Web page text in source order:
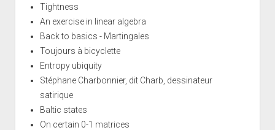
Tightness
An exercise in linear algebra
Back to basics - Martingales
Toujours à bicyclette
Entropy ubiquity
Stéphane Charbonnier, dit Charb, dessinateur
satirique
Baltic states
On certain 0-1 matrices